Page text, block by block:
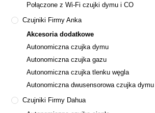
Połączone z Wi-Fi czujki dymu i CO
Czujniki Firmy Anka
Akcesoria dodatkowe
Autonomiczna czujka dymu
Autonomiczna czujka gazu
Autonomiczna czujka tlenku węgla
Autonomiczna dwusensorowa czujka
Czujniki Firmy Dahua